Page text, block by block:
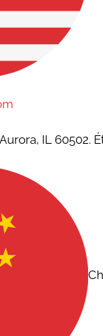
IL 60502.